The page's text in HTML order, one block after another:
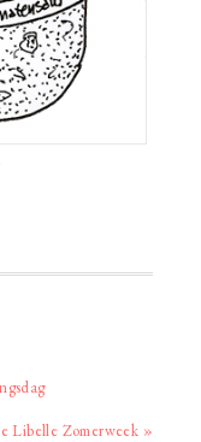
Libelle Zomerweek »